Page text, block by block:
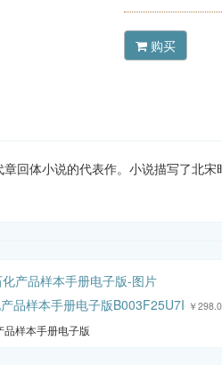
购买
回体小说的代表作。小说描写了北
品样本手册电子版B003F25U7I ￥298.0
品样本手册电子版